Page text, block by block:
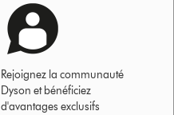
Rejoignez la communauté
Dyson et bénéficiez
d'avantages exclusifs